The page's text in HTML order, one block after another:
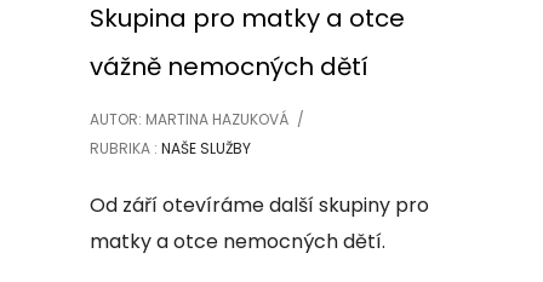
Skupina pro matky a otce
vážně nemocných dětí
AUTOR: MARTINA HAZUKOVÁ /
RUBRIKA : NAŠE SLUŽBY
Od září otevíráme další skupiny pro
matky a otce nemocných dětí.